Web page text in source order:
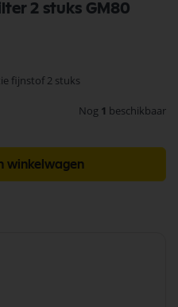
2 stuks GM80
fijnstof 2 stuks
Nog 1 beschikbaar
winkelwagen